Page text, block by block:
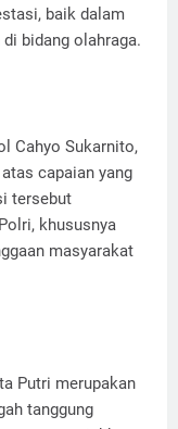
baik dalam
bidang olahraga.
Cahyo Sukarnito,
capaian yang
tersebut
khususnya
masyarakat
Putri merupakan
tanggung